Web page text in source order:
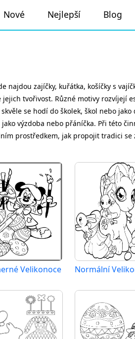
Nové Nejlepší Blog
zajíčky, kuřátka, košíčky s
tvořivost. Různé motivy rozvíjejí
se hodí do školek, škol nebo jako
výzdoba nebo přáníčka. Při této
prostředkem, jak propojit tradici se
Velikonoce Normální